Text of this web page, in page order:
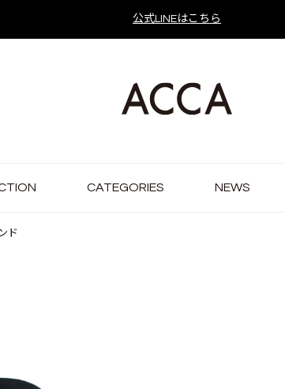
公式LINEはこちら
CATEGORIES NEWS
ド